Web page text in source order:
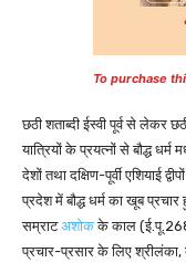
To purchase
छठी शताब्दी ईस्वी पूर्व से लेकर
यात्रियों के प्रयत्नों से बौद्ध धर्म
देशों तथा दक्षिण-पूर्वी एशियाई
प्रदेश में बौद्ध धर्म का खूब
सम्राटअशोकके काल
प्रचार-प्रसार के लिए श्रीलंका,